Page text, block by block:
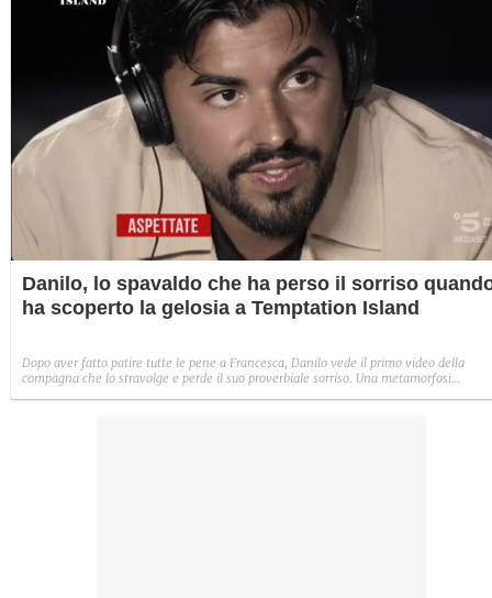
Danilo, lo spavaldo che ha perso il sorriso
ha scoperto la gelosia a Temptation Island
Dopo aver fatto patire tutte le pene a Francesca, Danilo vede il primo video della
compagna che lo stravolge e perde il suo proverbiale sorriso. Una metamorfosi